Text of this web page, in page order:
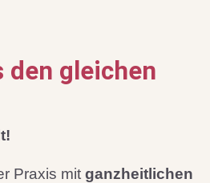
den gleichen
Praxis mit ganzheitlichen